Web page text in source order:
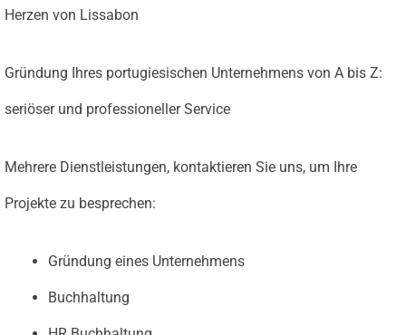
Herzen von Lissabon
Gründung Ihres portugiesischen Unternehmens von A bis Z:
seriöser und professioneller Service
Mehrere Dienstleistungen, kontaktieren Sie uns, um Ihre
Projekte zu besprechen:
Gründung eines Unternehmens
Buchhaltung